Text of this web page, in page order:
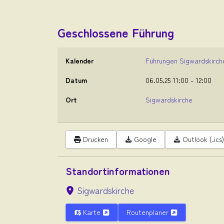
Geschlossene Führung
Kalender
Führungen
Datum
06.05.25 11:00 - 12:00
Ort
Sigwardskirche
Drucken Google Outlook (.ics)
Standortinformationen
Sigwardskirche
Karte Routenplaner